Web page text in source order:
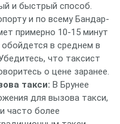
и быстрый способ.
и по всему Бандар-
примерно 10-15 минут
в среднем в
что таксист
о цене заранее.
такси: В Брунее
для вызова такси,
часто более